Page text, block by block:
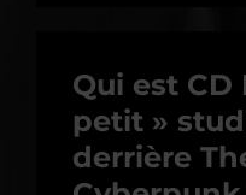
Qui est CD
petit »
derrière